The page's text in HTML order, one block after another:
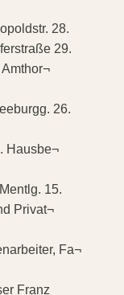
28.
29.
26.
Hausbe¬
15.
Privat¬
Fa¬
Franz